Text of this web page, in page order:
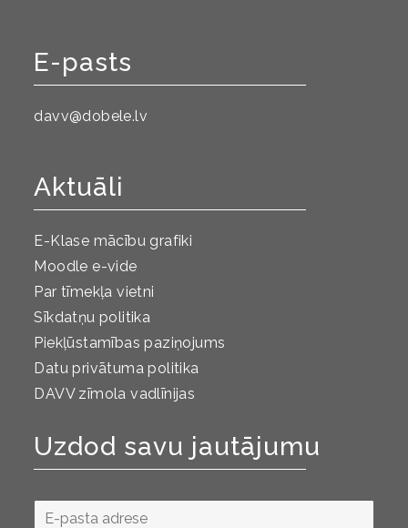
E-pasts
davv@dobele.lv
Aktuāli
E-Klase mācību grafiki
Moodle e-vide
Par tīmekļa vietni
Sīkdatņu politika
Piekļūstamības paziņojums
Datu privātuma politika
DAVV zīmola vadlīnijas
Uzdod savu jautājumu